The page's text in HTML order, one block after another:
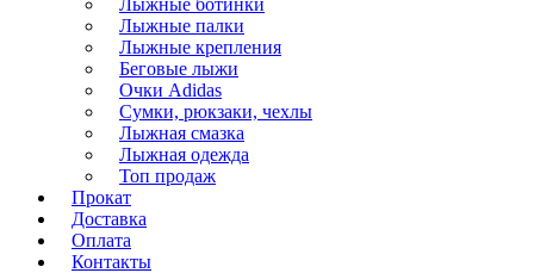
Лыжные ботинки
Лыжные палки
Лыжные крепления
Беговые лыжи
Очки Adidas
Сумки, рюкзаки, чехлы
Лыжная смазка
Лыжная одежда
Топ продаж
Прокат
Доставка
Оплата
Контакты